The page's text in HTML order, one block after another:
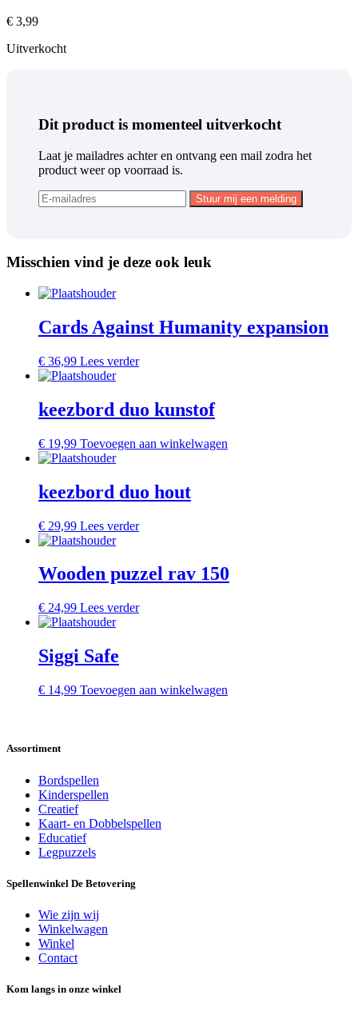
€ 3,99
Uitverkocht
Dit product is momenteel uitverkocht
Laat je mailadres achter en ontvang een mail zodra het
product weer op voorraad is.
Misschien vind je deze ook leuk
Cards Against Humanity expansion
€ 36,99 Lees verder
keezbord duo kunstof
€ 19,99 Toevoegen aan winkelwagen
keezbord duo hout
€ 29,99 Lees verder
Wooden puzzel rav 150
€ 24,99 Lees verder
Siggi Safe
€ 14,99 Toevoegen aan winkelwagen
Assortiment
Bordspellen
Kinderspellen
Creatief
Kaart- en Dobbelspellen
Educatief
Legpuzzels
Spellenwinkel De Betover​ing
Wie zijn wij
Winkelwagen
Winkel
Contact
Kom langs in onze winkel